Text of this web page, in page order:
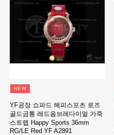
NEW
YF공장 쇼파드 해피스포츠 로즈
골드금통 레드옴브레다이얼 가죽
스트랩 Happy Sports 36mm
RG/LE Red YF A2891